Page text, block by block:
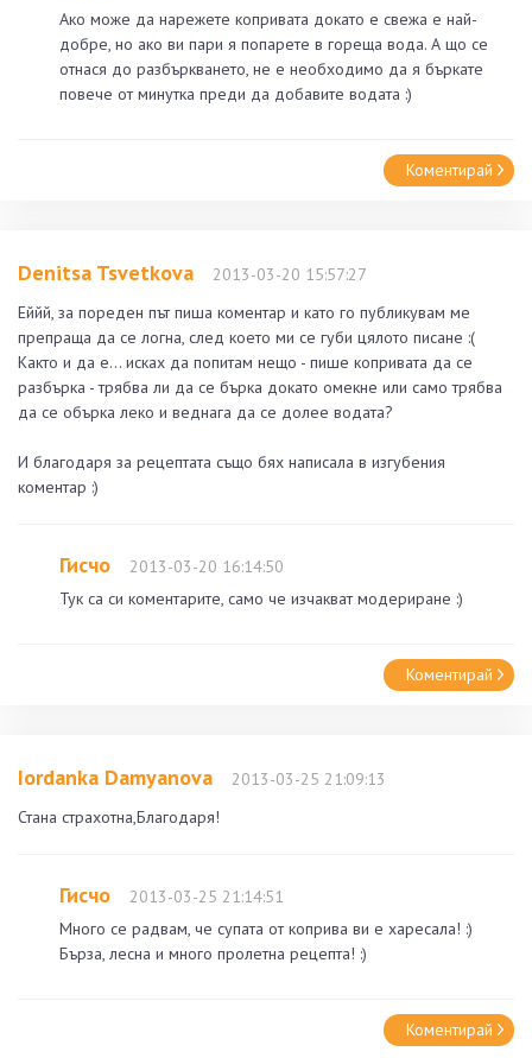
Ако може да нарежете копривата докато е свежа е най-
добре, но ако ви пари я попарете в гореща вода. А що се
отнася до разбъркването, не е необходимо да я бъркате
повече от минутка преди да добавите водата :)
Коментирай
Denitsa Tsvetkova
2013-03-20 15:57:27
Еййй, за пореден път пиша коментар и като го публикувам ме
препраща да се логна, след което ми се губи цялото писане :(
Както и да е... исках да попитам нещо - пише копривата да се
разбърка - трябва ли да се бърка докато омекне или само трябва
да се обърка леко и веднага да се долее водата?
И благодаря за рецептата също бях написала в изгубения
коментар :)
Гисчо
2013-03-20 16:14:50
Тук са си коментарите, само че изчакват модериране :)
Коментирай
Iordanka Damyanova
2013-03-25 21:09:13
Стана страхотна,Благодаря!
Гисчо
2013-03-25 21:14:51
Много се радвам, че супата от коприва ви е харесала! :)
Бърза, лесна и много пролетна рецепта! :)
Коментирай